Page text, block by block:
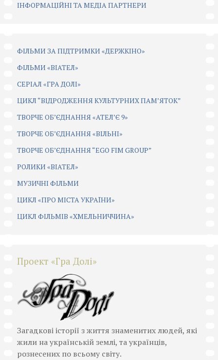
ІНФОРМАЦІЙНІ ТА МЕДІА ПАРТНЕРИ
ФІЛЬМИ ЗА ПІДТРИМКИ «ДЕРЖКІНО»
ФІЛЬМИ «ВІАТЕЛ»
СЕРІАЛ «ГРА ДОЛІ»
ЦИКЛ “ВІДРОДЖЕННЯ КУЛЬТУРНИХ ПАМ’ЯТОК”
ТВОРЧЕ ОБ’ЄДНАННЯ «АТЕЛ’Є 9»
ТВОРЧЕ ОБ’ЄДНАННЯ «ВІЛЬНІ»
ТВОРЧЕ ОБ’ЄДНАННЯ “EGO FIM GROUP”
РОЛИКИ «ВІАТЕЛ»
МУЗИЧНІ ФІЛЬМИ
ЦИКЛ «ПРО МІСТА УКРАЇНИ»
ЦИКЛ ФІЛЬМІВ «ХМЕЛЬНИЧЧИНА»
Проект «Гра Долі»
Загадкові історії з життя знаменитих людей, які
жили на українській землі, та українців,
рознесених по всьому світу.